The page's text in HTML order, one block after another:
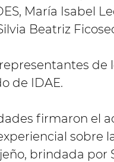
María Isabel
Beatriz
de
de IDAE.
firmaron el
sobre
brindada por